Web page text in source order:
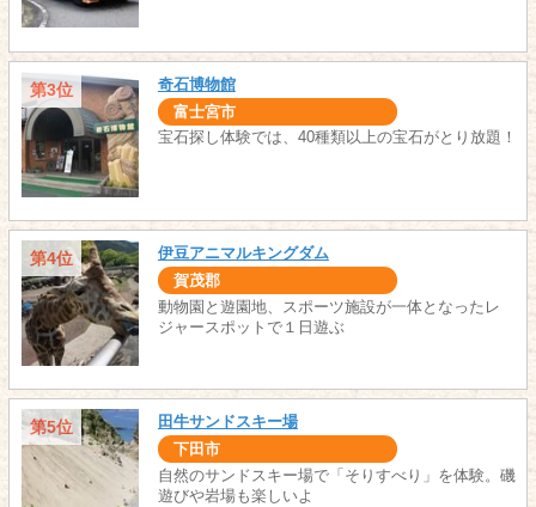
第3位 奇石博物館
富士宮市
宝石探し体験では、40種類以上の宝石がとり放題！
第4位 伊豆アニマルキングダム
賀茂郡
動物園と遊園地、スポーツ施設が一体となったレ
ジャースポットで１日遊ぶ
第5位 田牛サンドスキー場
下田市
自然のサンドスキー場で「そりすべり」を体験。磯
遊びや岩場も楽しいよ